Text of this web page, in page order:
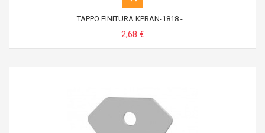
TAPPO FINITURA KPRAN-1818 -...
2,68 €